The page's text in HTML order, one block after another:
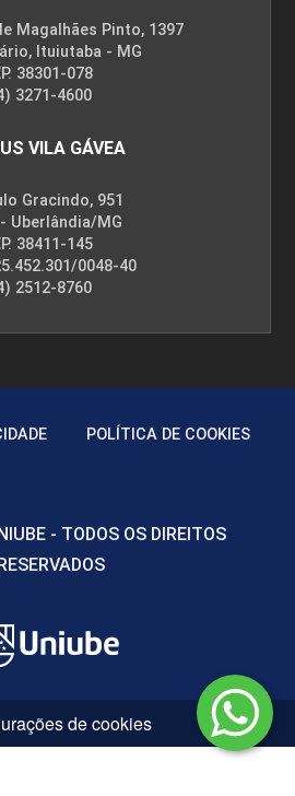
Magalhães Pinto, 1397
Ituiutaba - MG
38301-078
3271-4600
VILA GÁVEA
Gracindo, 951
Uberlândia/MG
38411-145
0048-40
2512-8760
POLÍTICA DE COOKIES
- TODOS OS DIREITOS
RESERVADOS
de cookies